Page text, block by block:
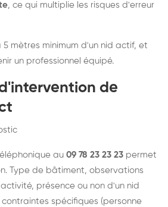
, ce qui multiplie les risques d'erreur
5 mètres minimum d'un nid actif, et
un professionnel équipé.
de
au 09 78 23 23 23 permet
Type de bâtiment, observations
présence ou non d'un nid
spécifiques (personne